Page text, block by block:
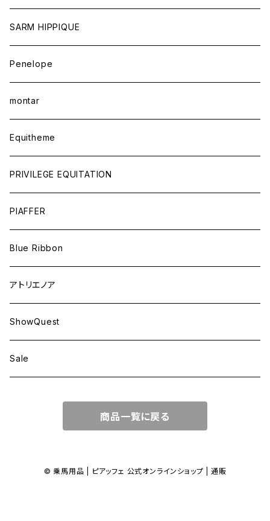
SARM HIPPIQUE
Penelope
montar
Equitheme
PRIVILEGE EQUITATION
PIAFFER
Blue Ribbon
アトリエノア
ShowQuest
Sale
商品一覧に戻る
© 乗馬用品 | ピアッフェ 公式オンラインショップ | 通販